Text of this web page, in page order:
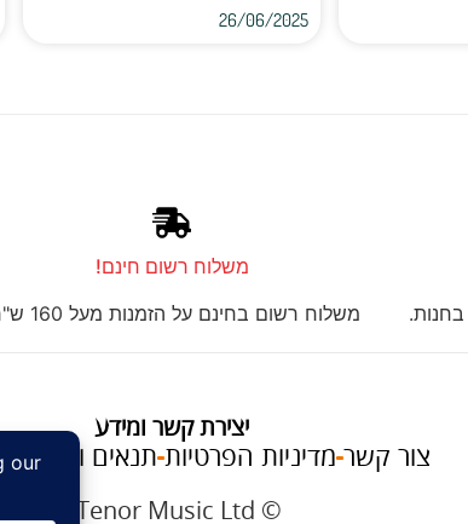
26/06/2025
משלוח רשום חינם!
משלוח רשום בחינם על הזמנות מעל 160 ש"ח.
יצירת קשר ומידע
צור קשר מדיניות הפרטיות תנאים והגבלות
© Tenor Music Ltd